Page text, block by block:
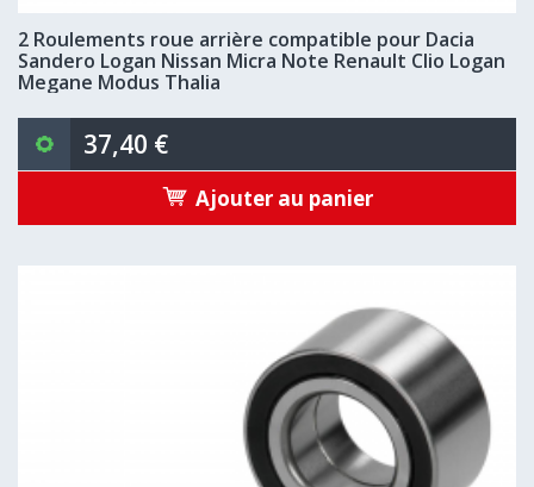
2 Roulements roue arrière compatible pour Dacia
Sandero Logan Nissan Micra Note Renault Clio Logan
Megane Modus Thalia
37,40 €
Ajouter au panier